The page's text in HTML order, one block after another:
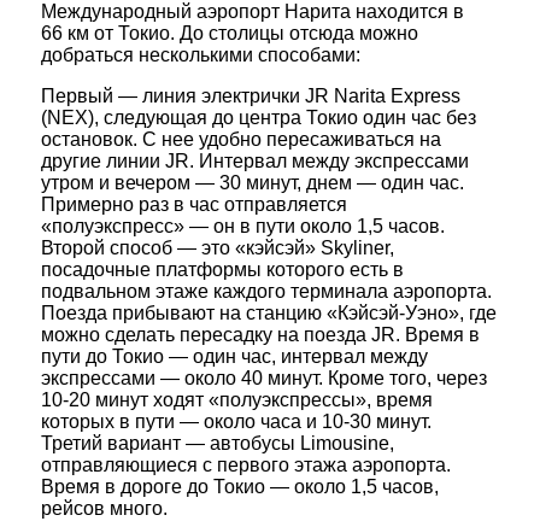
Международный аэропорт Нарита находится в
66 км от Токио. До столицы отсюда можно
добраться несколькими способами:
Первый — линия электрички JR Narita Express
(NEX), следующая до центра Токио один час без
остановок. С нее удобно пересаживаться на
другие линии JR. Интервал между экспрессами
утром и вечером — 30 минут, днем — один час.
Примерно раз в час отправляется
«полуэкспресс» — он в пути около 1,5 часов.
Второй способ — это «кэйсэй» Skyliner,
посадочные платформы которого есть в
подвальном этаже каждого терминала аэропорта.
Поезда прибывают на станцию «Кэйсэй-Уэно», где
можно сделать пересадку на поезда JR. Время в
пути до Токио — один час, интервал между
экспрессами — около 40 минут. Кроме того, через
10-20 минут ходят «полуэкспрессы», время
которых в пути — около часа и 10-30 минут.
Третий вариант — автобусы Limousine,
отправляющиеся с первого этажа аэропорта.
Время в дороге до Токио — около 1,5 часов,
рейсов много.